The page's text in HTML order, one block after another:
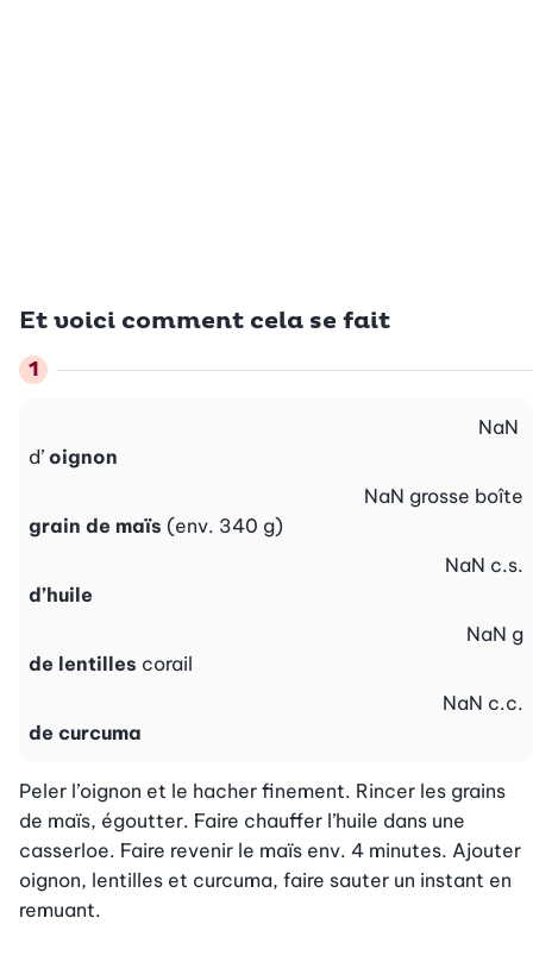
Et voici comment cela se fait
d’ oignon
NaN
grain de maïs (env. 340 g)
NaN grosse boîte
d’huile
NaN c.s.
de lentilles corail
NaN g
de curcuma
NaN c.c.
Peler l’oignon et le hacher finement. Rincer les grains
de maïs, égoutter. Faire chauffer l’huile dans une
casserloe. Faire revenir le maïs env. 4 minutes. Ajouter
oignon, lentilles et curcuma, faire sauter un instant en
remuant.